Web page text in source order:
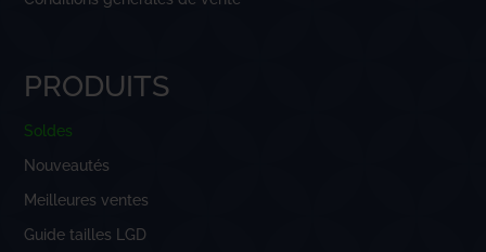
PRODUITS
Soldes
Nouveautés
Meilleures ventes
Guide tailles LGD